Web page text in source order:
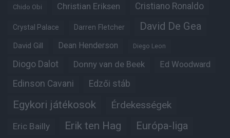
Chido Obi Christian Eriksen Cristiano Ronaldo
Crystal Palace Darren Fletcher David De Gea
David Gill Dean Henderson Diego Leon
Diogo Dalot Donny van de Beek Ed Woodward
Edinson Cavani Edzői stáb
Egykori játékosok Érdekességek
Eric Bailly Erik ten Hag Európa-liga